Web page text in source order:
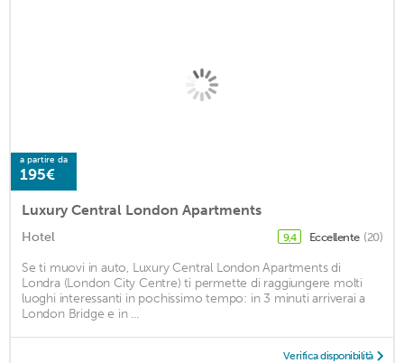
a partire da
195€
Luxury Central London Apartments
Hotel 9,4 Eccellente (20)
Se ti muovi in auto, Luxury Central London Apartments di
Londra (London City Centre) ti permette di raggiungere molti
luoghi interessanti in pochissimo tempo: in 3 minuti arriverai a
London Bridge e in ...
Verifica disponibilità